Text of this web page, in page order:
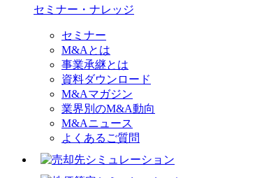
セミナー・ナレッジ
セミナー
M&Aとは
事業承継とは
資料ダウンロード
M&Aマガジン
業界別のM&A動向
M&Aニュース
よくあるご質問